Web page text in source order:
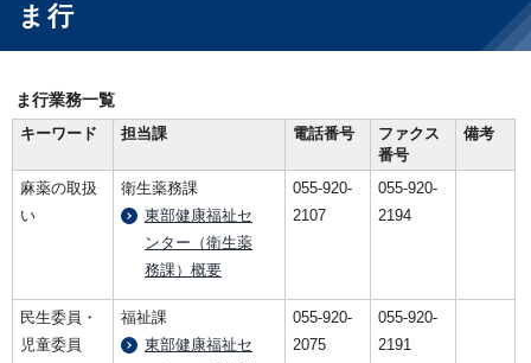
ま行
ま行業務一覧
キーワード
担当課 電話番号
ファクス
番号
備考
麻薬の取扱
い
衛生薬務課
東部健康福祉セ
ンター（衛生薬
務課）概要
055-920-
2107
055-920-
2194
民生委員・
児童委員
福祉課
東部健康福祉セ
055-920-
2075
055-920-
2191